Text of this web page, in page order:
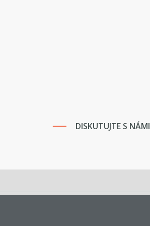
DISKUTUJTE S NÁMI